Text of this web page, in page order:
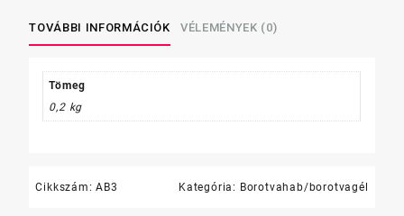
TOVÁBBI INFORMÁCIÓK VÉLEMÉNYEK (0)
Tömeg
0,2 kg
Cikkszám:AB3 Kategória: Borotvahab/borotvagél